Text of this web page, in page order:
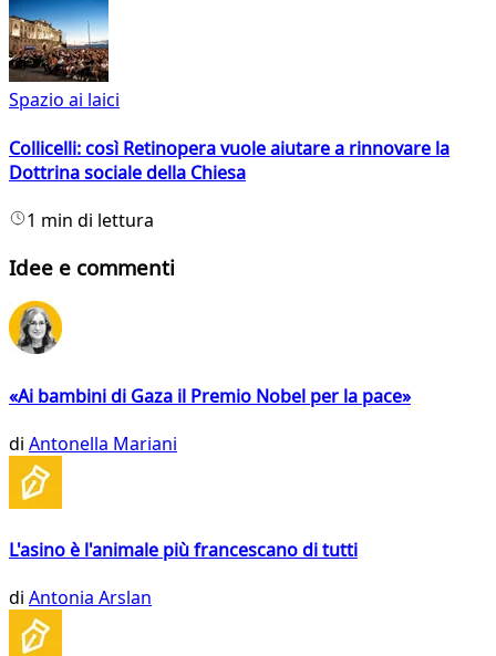
Spazio ai laici
Collicelli: così Retinopera vuole aiutare a rinnovare la
Dottrina sociale della Chiesa
1 min di lettura
Idee e commenti
«Ai bambini di Gaza il Premio Nobel per la pace»
di Antonella Mariani
L'asino è l'animale più francescano di tutti
di Antonia Arslan